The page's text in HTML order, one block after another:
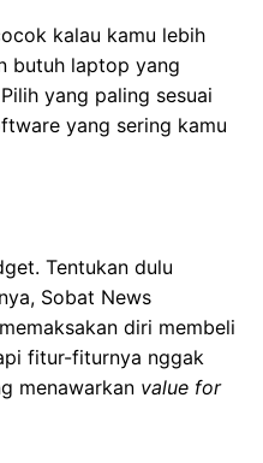
kalau kamu lebih
butuh laptop yang
yang paling sesuai
yang sering kamu
Tentukan dulu
Sobat News
diri membeli
fitur-fiturnya nggak
menawarkan value for